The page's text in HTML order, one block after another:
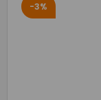
-3%